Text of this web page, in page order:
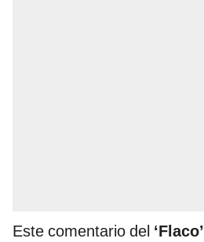
Este comentario del ‘Flaco’